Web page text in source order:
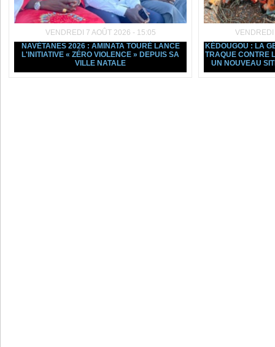
VENDREDI 7 AOÛT 2026 - 15:05
NAVÉTANES 2026 : AMINATA TOURÉ LANCE
L'INITIATIVE « ZÉRO VIOLENCE » DEPUIS SA
VILLE NATALE
KÉDOUGOU : LA
TRAQUE CONTRE
UN NOUVEAU